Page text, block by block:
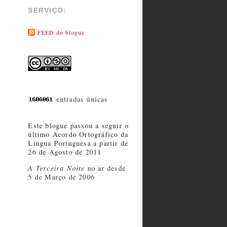
SERVIÇO:
FEED do blogue
entradas únicas
Este blogue passou a seguir o
último Acordo Ortográfico da
Língua Portuguesa a partir de
26 de Agosto de 2011
A Terceira Noite no ar desde
5 de Março de 2006